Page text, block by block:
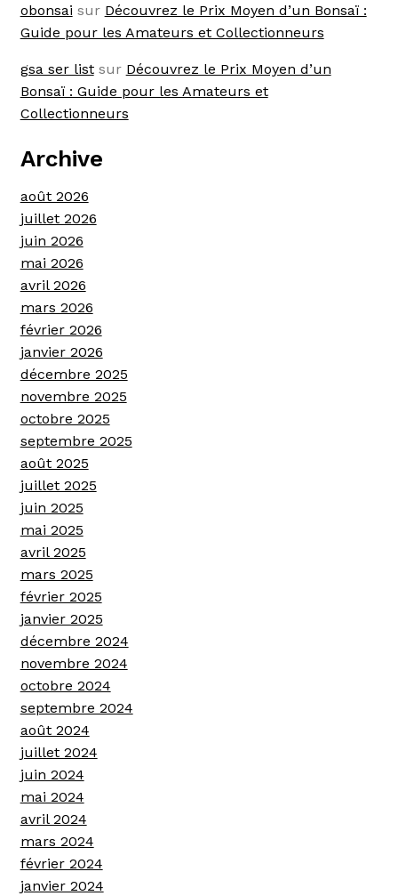
obonsai sur Découvrez le Prix Moyen d’un Bonsaï :
Guide pour les Amateurs et Collectionneurs
gsa ser listsur Découvrez le Prix Moyen d’un
Bonsaï : Guide pour les Amateurs et
Collectionneurs
Archive
août 2026
juillet 2026
juin 2026
mai 2026
avril 2026
mars 2026
février 2026
janvier 2026
décembre 2025
novembre 2025
octobre 2025
septembre 2025
août 2025
juillet 2025
juin 2025
mai 2025
avril 2025
mars 2025
février 2025
janvier 2025
décembre 2024
novembre 2024
octobre 2024
septembre 2024
août 2024
juillet 2024
juin 2024
mai 2024
avril 2024
mars 2024
février 2024
janvier 2024